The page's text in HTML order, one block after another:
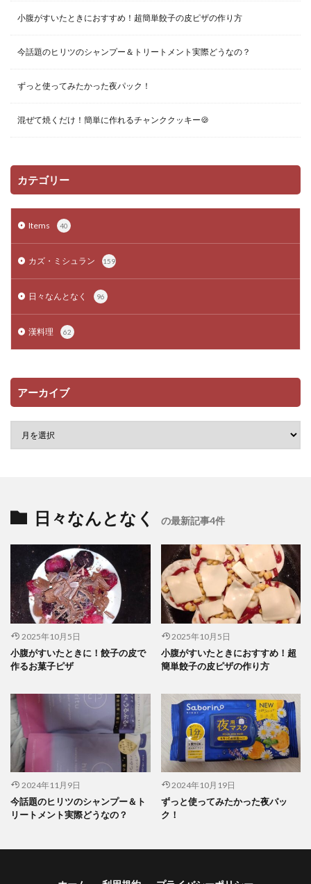
小腹がすいたときにおすすめ！超簡単餃子の皮ピザの作り方
今話題のヒリツのシャンプー＆トリートメント実際どうなの？
ずっと使ってみたかった夜パック！
混ぜて焼くだけ！簡単に作れるチャンククッキー🍪
カテゴリー
Items 40
カズ・ミシュラン 159
日々なんとなく 96
漢料理 62
アーカイブ
日々なんとなく の最新記事4件
2025年10月5日
小腹がすいたときに！餃子の皮で
作るお菓子ピザ
2025年10月5日
小腹がすいたときにおすすめ！超
簡単餃子の皮ピザの作り方
2024年11月9日
今話題のヒリツのシャンプー＆ト
リートメント実際どうなの？
2024年10月19日
ずっと使ってみたかった夜パッ
ク！